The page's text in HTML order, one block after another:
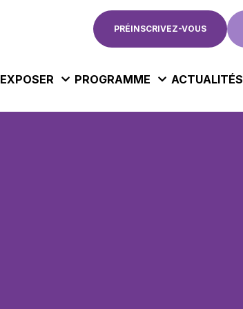
PRÉINSCRIVEZ-VOUS
EXPOSER PROGRAMME ACTUALITÉS